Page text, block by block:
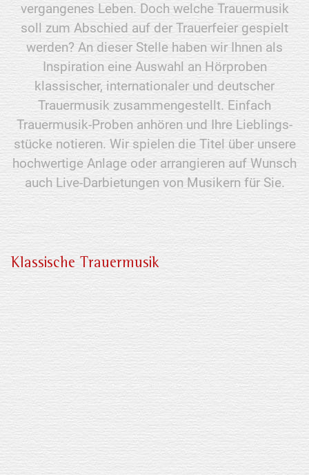
vergangenes Leben. Doch welche Trauermusik
soll zum Abschied auf der Trauerfeier gespielt
werden? An dieser Stelle haben wir Ihnen als
Inspiration eine Auswahl an Hörproben
klassischer, internationaler und deutscher
Trauermusik zusammen­gestellt. Einfach
Trauermusik-Proben anhören und Ihre Lieblings­
stücke notieren. Wir spielen die Titel über unsere
hochwertige Anlage oder arrangieren auf Wunsch
auch Live-Darbietungen von Musikern für Sie.
Klassische Trauermusik